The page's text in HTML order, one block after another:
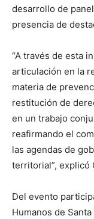
desarrollo de
presencia de
“A través de esta
articulación en la
materia de
restitución de
en un trabajo
reafirmando el
las agendas de
territorial”, explicó
Del evento
Humanos de